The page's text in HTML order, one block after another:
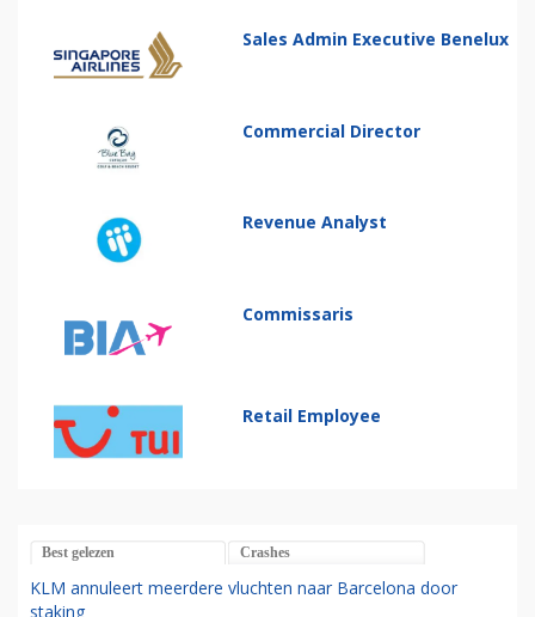
Sales Admin Executive Benelux
Commercial Director
Revenue Analyst
Commissaris
Retail Employee
Best gelezen Crashes
KLM annuleert meerdere vluchten naar Barcelona door
staking